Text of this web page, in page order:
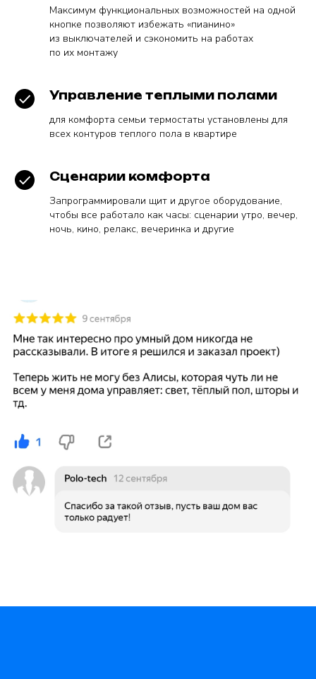
Максимум функциональных возможностей на одной
кнопке позволяют избежать «пианино»
из выключателей и сэкономить на работах
по их монтажу
Управление теплыми полами
для комфорта семьи термостаты установлены для
всех контуров теплого пола в квартире
Сценарии комфорта
Запрограммировали щит и другое оборудование,
чтобы все работало как часы: сценарии утро, вечер,
ночь, кино, релакс, вечеринка и другие